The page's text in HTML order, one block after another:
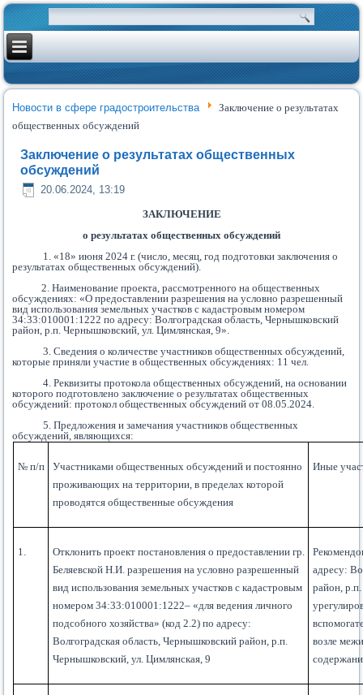
Новости в сфере градостроительства
Заключение о результатах
общественных обсуждений
Заключение о результатах общественных
обсуждений
20.06.2024, 13:19
ЗАКЛЮЧЕНИЕ
о результатах общественных обсуждений
1. «18» июня 2024 г. (число, месяц, год подготовки заключения о
результатах общественных обсуждений).
2. Наименование проекта, рассмотренного на общественных
обсуждениях: «О предоставлении разрешения на условно разрешенный
вид использования земельных участков с кадастровым номером
34:33:010001:1222 по адресу: Волгоградская область, Чернышковский
район, р.п. Чернышковский, ул. Цимлянская, 9».
3. Сведения о количестве участников общественных обсуждений,
которые приняли участие в общественных обсуждениях: 11 чел.
4. Реквизиты протокола общественных обсуждений, на основании
которого подготовлено заключение о результатах общественных
обсуждений: протокол общественных обсуждений от 08.05.2024.
5. Предложения и замечания участников общественных
обсуждений, являющихся:
№ п/п
Участниками общественных обсуждений и постоянно
проживающих на территории, в пределах которой
проводятся общественные обсуждения
Иные
1.
Отклонить проект постановления о предоставлении гр.
Беляевской Н.И. разрешения на условно разрешенный
вид использования земельных участков с кадастровым
номером 34:33:010001:1222– «для ведения личного
подсобного хозяйства» (код 2.2) по адресу:
Волгоградская область, Чернышковский район, р.п.
Чернышковский, ул. Цимлянская, 9
адресу:
район,
возле